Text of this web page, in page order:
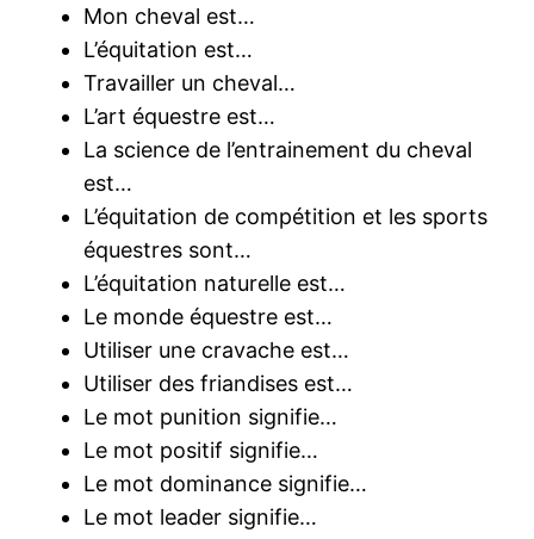
Mon cheval est…
L’équitation est…
Travailler un cheval…
L’art équestre est…
La science de l’entrainement du cheval
est…
L’équitation de compétition et les sports
équestres sont…
L’équitation naturelle est…
Le monde équestre est…
Utiliser une cravache est…
Utiliser des friandises est…
Le mot punition signifie…
Le mot positif signifie…
Le mot dominance signifie…
Le mot leader signifie…